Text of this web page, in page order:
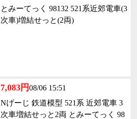
とみーてっく 98132 521系近郊電車(3
次車)増結せっと(2両)
7,083円08/06 15:51
Nげーじ 鉄道模型 521系 近郊電車 3
次車増結せっと2両 とみーてっく 98